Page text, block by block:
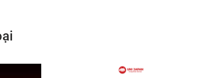
ra tay và thêm chút nước để tạo bọt
và gội sạch với nước